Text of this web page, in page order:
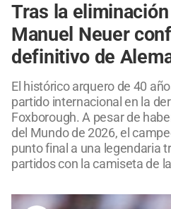
Tras la
Manuel Neuer
definitivo de
El histórico arquero de 40
partido internacional en la
Foxborough. A pesar de
del Mundo de 2026, el
punto final a una legendaria
partidos con la camiseta de